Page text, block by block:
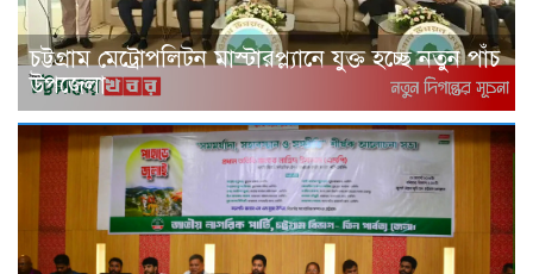
চট্টগ্রাম মেট্রোপলিটন মাস্টারপ্ল্যানে যুক্ত হচ্ছে নতুন পাঁচ
উপজেলা